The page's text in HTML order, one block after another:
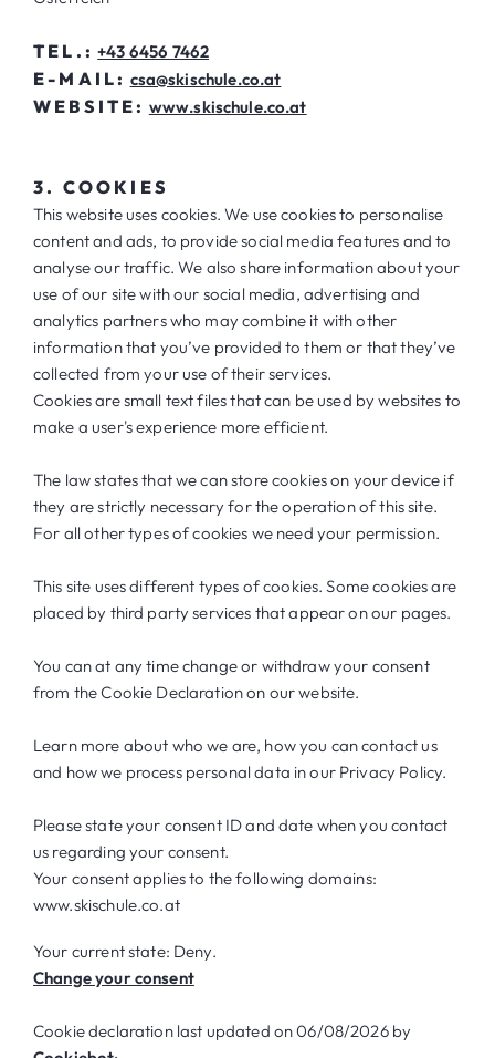
TEL.: +43 6456 7462
E-MAIL: csa@skischule.co.at
WEBSITE: www.skischule.co.at
3. COOKIES
This website uses cookies. We use cookies to personalise
content and ads, to provide social media features and to
analyse our traffic. We also share information about your
use of our site with our social media, advertising and
analytics partners who may combine it with other
information that you’ve provided to them or that they’ve
collected from your use of their services.
Cookies are small text files that can be used by websites to
make a user's experience more efficient.
The law states that we can store cookies on your device if
they are strictly necessary for the operation of this site.
For all other types of cookies we need your permission.
This site uses different types of cookies. Some cookies are
placed by third party services that appear on our pages.
You can at any time change or withdraw your consent
from the Cookie Declaration on our website.
Learn more about who we are, how you can contact us
and how we process personal data in our Privacy Policy.
Please state your consent ID and date when you contact
us regarding your consent.
Your consent applies to the following domains:
www.skischule.co.at
Your current state: Deny.
Change your consent
Cookie declaration last updated on 06/08/2026 by